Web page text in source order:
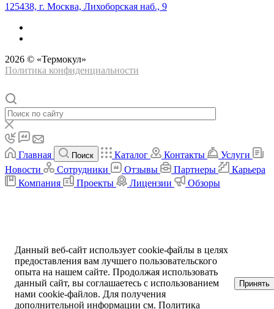
125438, г. Москва, Лихоборская наб., 9
2026 © «Термокул»
Политика конфиденциальности
Главная Поиск Каталог Контакты
Услуги
Новости
Сотрудники Отзывы Партнеры
Карьера
Компания
Проекты Лицензии Обзоры
Данный веб-сайт использует cookie-файлы в целях
предоставления вам лучшего пользовательского
опыта на нашем сайте. Продолжая использовать
данный сайт, вы соглашаетесь с использованием
нами cookie-файлов. Для получения
дополнительной информации см.Политика
Принять